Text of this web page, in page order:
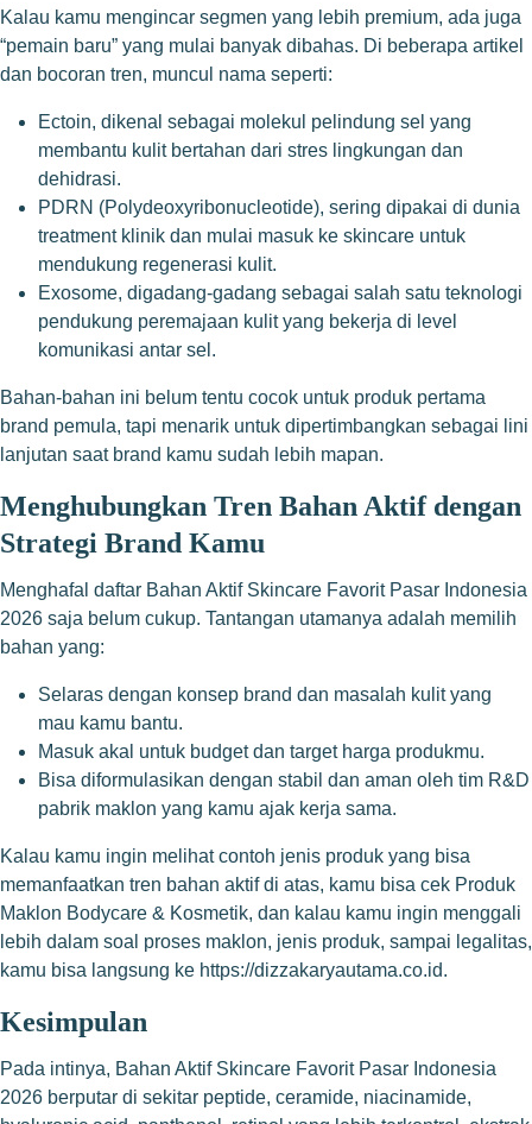
Kalau kamu mengincar segmen yang lebih premium, ada juga
“pemain baru” yang mulai banyak dibahas. Di beberapa artikel
dan bocoran tren, muncul nama seperti:
Ectoin, dikenal sebagai molekul pelindung sel yang
membantu kulit bertahan dari stres lingkungan dan
dehidrasi.
PDRN (Polydeoxyribonucleotide), sering dipakai di dunia
treatment klinik dan mulai masuk ke skincare untuk
mendukung regenerasi kulit.
Exosome, digadang-gadang sebagai salah satu teknologi
pendukung peremajaan kulit yang bekerja di level
komunikasi antar sel.
Bahan-bahan ini belum tentu cocok untuk produk pertama
brand pemula, tapi menarik untuk dipertimbangkan sebagai lini
lanjutan saat brand kamu sudah lebih mapan.
Menghubungkan Tren Bahan Aktif dengan
Strategi Brand Kamu
Menghafal daftar Bahan Aktif Skincare Favorit Pasar Indonesia
2026 saja belum cukup. Tantangan utamanya adalah memilih
bahan yang:
Selaras dengan konsep brand dan masalah kulit yang
mau kamu bantu.
Masuk akal untuk budget dan target harga produkmu.
Bisa diformulasikan dengan stabil dan aman oleh tim R&D
pabrik maklon yang kamu ajak kerja sama.
Kalau kamu ingin melihat contoh jenis produk yang bisa
memanfaatkan tren bahan aktif di atas, kamu bisa cek Produk
Maklon Bodycare & Kosmetik, dan kalau kamu ingin menggali
lebih dalam soal proses maklon, jenis produk, sampai legalitas,
kamu bisa langsung ke https://dizzakaryautama.co.id.
Kesimpulan
Pada intinya, Bahan Aktif Skincare Favorit Pasar Indonesia
2026 berputar di sekitar peptide, ceramide, niacinamide,